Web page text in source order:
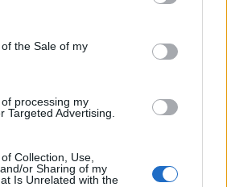
to Google and its third-party tags to
specified purposes in below Google
the Sale of my
processing my
Targeted Advertising.
Collection, Use,
or Sharing of my
Is Unrelated with the